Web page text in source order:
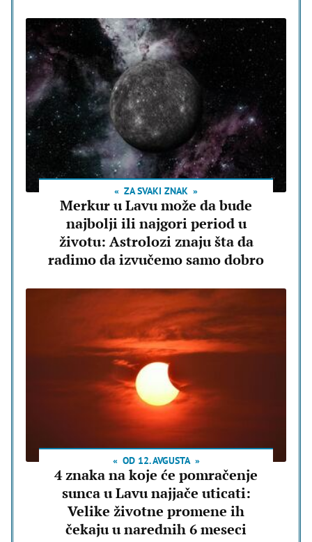
ZA SVAKI ZNAK
Merkur u Lavu može da bude
najbolji ili najgori period u
životu: Astrolozi znaju šta da
radimo da izvučemo samo dobro
OD 12. AVGUSTA
4 znaka na koje će pomračenje
sunca u Lavu najjače uticati:
Velike životne promene ih
čekaju u narednih 6 meseci